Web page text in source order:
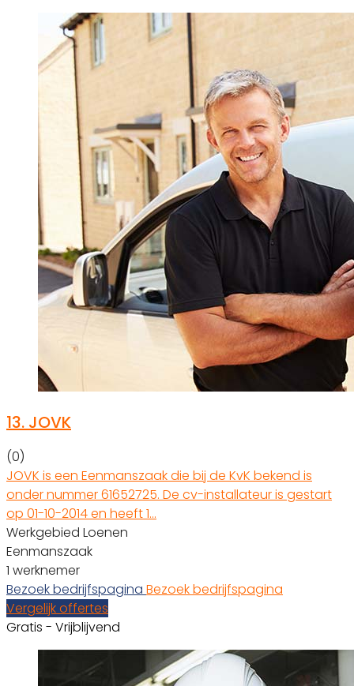
13. JOVK
(0)
JOVK is een Eenmanszaak die bij de KvK bekend is
onder nummer 61652725. De cv-installateur is gestart
op 01-10-2014 en heeft 1…
Werkgebied Loenen
Eenmanszaak
1 werknemer
Bezoek bedrijfspagina Bezoek bedrijfspagina
Vergelijk offertes
Gratis - Vrijblijvend